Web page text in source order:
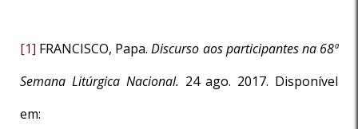
[1] FRANCISCO, Papa.Discurso aos participantes na 68ª
Semana Litúrgica Nacional. 24 ago. 2017. Disponível
em: